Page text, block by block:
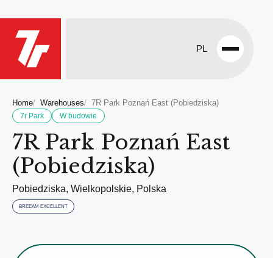
PL
Open
Home Warehouses 7R Park Poznań East (Pobiedziska)
7r Park W budowie
7R Park Poznań East
(Pobiedziska)
Pobiedziska, Wielkopolskie, Polska
BREEAM EXCELLENT